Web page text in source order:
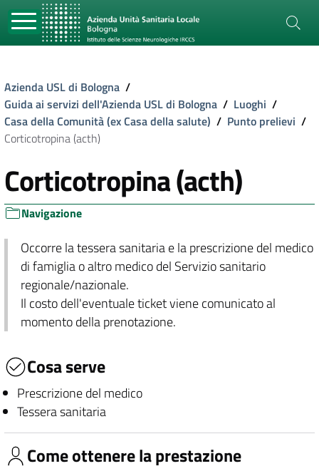
Azienda USL di Bologna /
Guida ai servizi dell'Azienda USL di Bologna / Luoghi /
Casa della Comunità (ex Casa della salute) / Punto prelievi /
Corticotropina (acth)
Corticotropina (acth)
Navigazione
Occorre la tessera sanitaria e la prescrizione del medico
di famiglia o altro medico del Servizio sanitario
regionale/nazionale.
Il costo dell'eventuale ticket viene comunicato al
momento della prenotazione.
Cosa serve
Prescrizione del medico
Tessera sanitaria
Come ottenere la prestazione